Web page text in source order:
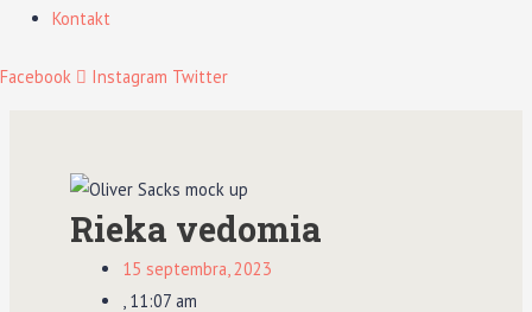
Kontakt
Facebook Instagram Twitter
Rieka vedomia
15 septembra, 2023
,11:07 am